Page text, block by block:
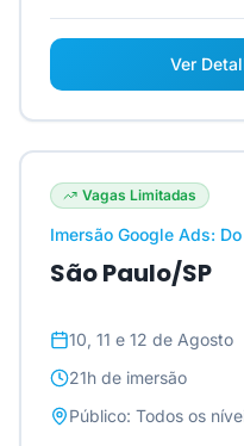
Ver
Vagas Limitadas
Imersão Google Ads:
São Paulo/SP
10, 11 e 12 de Agosto
21h de imersão
Público: Todos os